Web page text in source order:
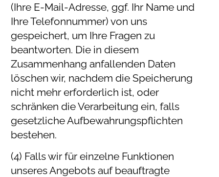
(Ihre E-Mail-Adresse, ggf. Ihr Name und
Ihre Telefonnummer) von uns
gespeichert, um Ihre Fragen zu
beantworten. Die in diesem
Zusammenhang anfallenden Daten
löschen wir, nachdem die Speicherung
nicht mehr erforderlich ist, oder
schränken die Verarbeitung ein, falls
gesetzliche Aufbewahrungspflichten
bestehen.
(4) Falls wir für einzelne Funktionen
unseres Angebots auf beauftragte